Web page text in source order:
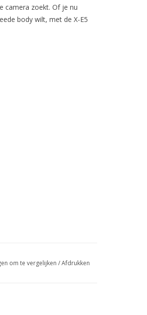
camera zoekt. Of je nu
body wilt, met de X-E5
om te vergelijken /Afdrukken